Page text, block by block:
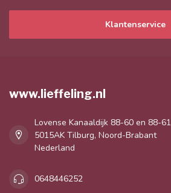
Klantenservice
www.lieffeling.nl
Lovense Kanaaldijk 88-60 en 88-61
5015AK Tilburg, Noord-Brabant
Nederland
0648446252